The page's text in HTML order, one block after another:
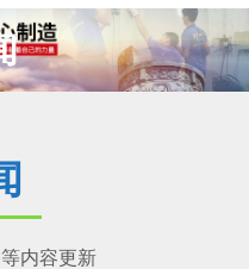
内容更新